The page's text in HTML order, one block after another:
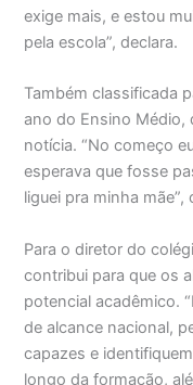
exige mais, e estou
pela escola”, declara.
Também classificada
ano do Ensino Médio,
notícia. “No começo
esperava que fosse
liguei pra minha mãe”,
Para o diretor do
contribui para que os
potencial acadêmico.
de alcance nacional,
capazes e
longo da formação,